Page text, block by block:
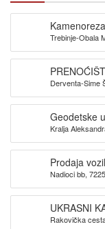
Trebinje-Obala
Derventa-Sime
Geodetske
Kralja
Prodaja
Nadioci bb,
UKRASNI
SARAJEVO
Rakovička